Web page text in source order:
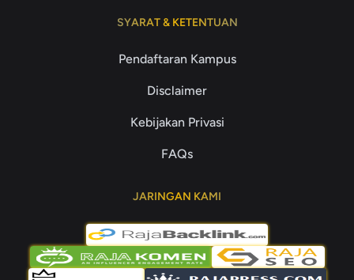
SYARAT & KETENTUAN
Pendaftaran Kampus
Disclaimer
Kebijakan Privasi
FAQs
JARINGAN KAMI